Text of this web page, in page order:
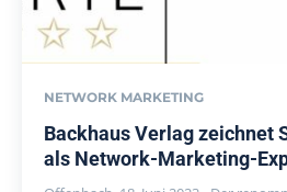
NETWORK MARKETING
Backhaus Verlag zeichnet
als Network-Marketing-